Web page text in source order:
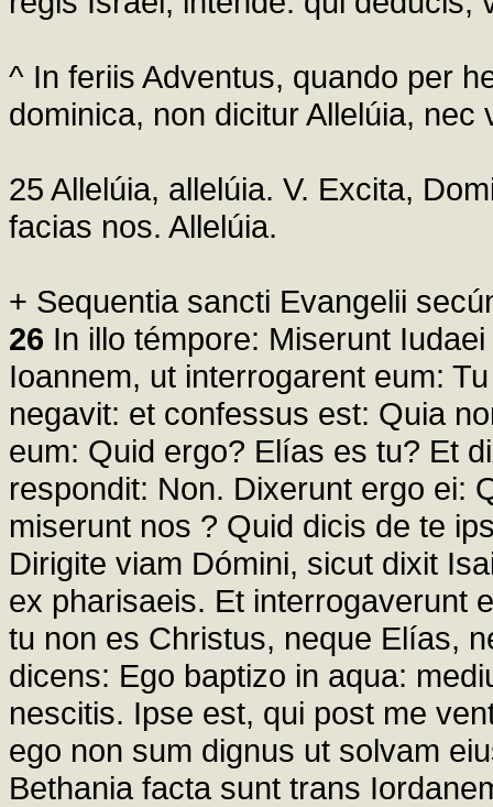
^ In feriis Adventus, quando per
dominica, non dicitur Allelúia,
25 Allelúia, allelúia. V. Excita,
facias nos. Allelúia.
+ Sequentia sancti Evangelii
26 In illo témpore: Miserunt
Ioannem, ut interrogarent eum:
negavit: et confessus est: Quia
eum: Quid ergo? Elías es tu? Et
respondit: Non. Dixerunt ergo ei:
miserunt nos ? Quid dicis de te
Dirigite viam Dómini, sicut dixit
ex pharisaeis. Et interrogaverunt
tu non es Christus, neque Elías,
dicens: Ego baptizo in aqua:
nescitis. Ipse est, qui post me
ego non sum dignus ut solvam
Bethania facta sunt trans